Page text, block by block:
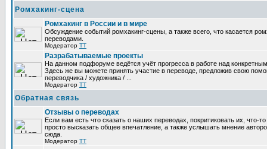
Ромхакинг-сцена
Ромхакинг в России и в мире
Обсуждение событий ромхакинг-сцены, а также всего, что касается
переводами.
Модератор TT
Разрабатываемые проекты
На данном подфоруме ведётся учёт прогресса в работе над
Здесь же вы можете принять участие в переводе, предложив свою
переводчика / художника / ...
Модератор TT
Обратная связь
Отзывы о переводах
Если вам есть что сказать о наших переводах, покритиковать их, что-
просто высказать общее впечатление, а также услышать мнение
сюда.
Модератор TT